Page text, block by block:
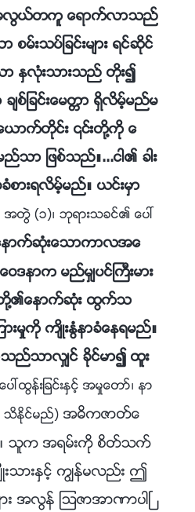
ထံ အလြယ္တကူ ေရာက္လာသည္
းသပ္ျခင္းမ်ား ရင္ဆိုင္
ာ ႏွလုံးသားသည္ တိုး၍
ျခင္းေမတၱာ ရွိလိမ့္မည္မ
ေယာက္တိုင္း ၎တို႔ကို ေ
သာ ျဖစ္သည္။...ငါ၏ ခါး
စားရလိမ့္မည္။ ယင္းမွာ
တြဲ (၁)၊ ဘုရားသခင္၏ ေပၚ
ာက္ဆုံးေသာကာလအေ
နာက မည္မွ်ပင္ႀကီးမား
႔၏ေနာက္ဆုံး ထြက္သ
ႈကို က်ိဳးႏြံနာခံေနရမည္။
သည္သာလွ်င္ ခိုင္မာ၍ ထူး
ြန္းျခင္းႏွင့္ အမႈေတာ္၊ နာ
သိႏိုင္မည္) အဓိကဇာတ္ေ
။ သူက အရမ္းကို စိတ္သက္
းသားႏွင့္ ကြၽန္မလည္း ဤ
လြန္ ၾသဇာအာဏာပါၿ